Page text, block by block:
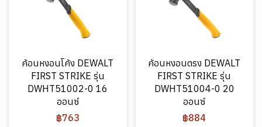
ค้อนหงอนโค้ง DEWALT
FIRST STRIKE รุ่น
DWHT51002-0 16
ออนซ์
฿763
ค้อนหงอนตรง DEWALT
FIRST STRIKE รุ่น
DWHT51004-0 20
ออนซ์
฿884